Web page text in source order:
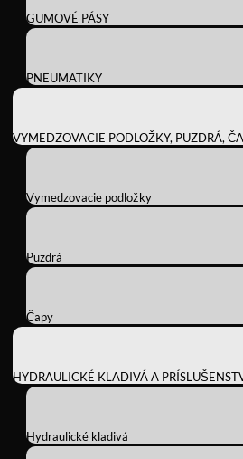
GUMOVÉ PÁSY
PNEUMATIKY
VYMEDZOVACIE PODLOŽKY, PUZDRÁ,
Vymedzovacie podložky
Puzdrá
Čapy
HYDRAULICKÉ KLADIVÁ A
Hydraulické kladivá